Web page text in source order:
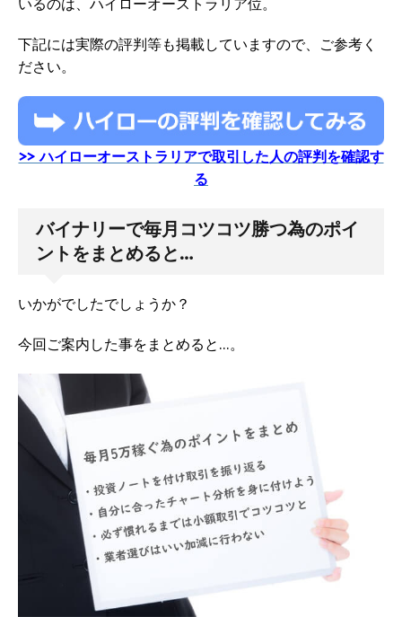
いるのは、ハイローオーストラリア位。
下記には実際の評判等も掲載していますので、ご参考く
ださい。
>> ハイローオーストラリアで取引した人の評判を確認す
る
バイナリーで毎月コツコツ勝つ為のポイ
ントをまとめると…
いかがでしたでしょうか？
今回ご案内した事をまとめると…。